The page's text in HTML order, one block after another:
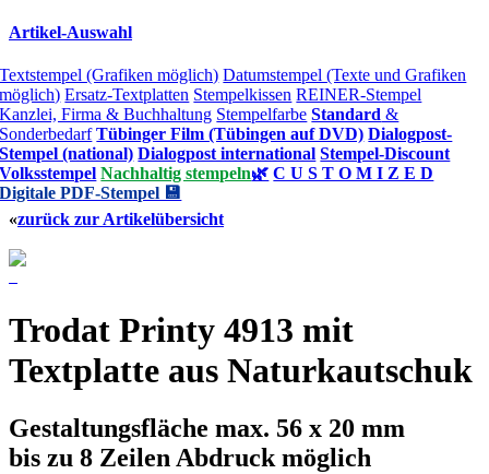
Artikel-Auswahl
Textstempel (Grafiken möglich) Datumstempel (Texte und Grafiken
möglich) Ersatz-Textplatten Stempelkissen REINER-Stempel
Kanzlei, Firma & Buchhaltung Stempelfarbe Standard &
Sonderbedarf Tübinger Film (Tübingen auf DVD) Dialogpost-
Stempel (national) Dialogpost international Stempel-Discount
Volksstempel Nachhaltig stempeln🌿 C U S T O M I Z E D
Digitale PDF-Stempel 💾
«zurück zur Artikelübersicht
Trodat Printy 4913 mit
Textplatte aus Naturkautschuk
Gestaltungsfläche max. 56 x 20 mm
bis zu 8 Zeilen Abdruck möglich